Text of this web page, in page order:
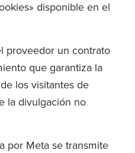
disponible en el
proveedor un contrato
que garantiza la
los visitantes de
la divulgación no
por Meta se transmite